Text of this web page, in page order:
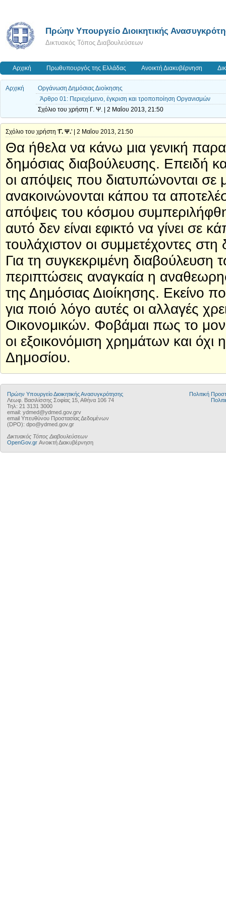
Πρώην Υπουργείο Διοικητικής
Δικτυακός Τόπος Διαβουλεύσεων
Αρχική Πρωθυπουργός της Ελλάδας Ανοικτή Διακυβέρνηση
Αρχική
Οργάνωση Δημόσιας Διοίκησης
Άρθρο 01: Περιεχόμενο, έγκριση και τροποποίηση Οργανισμών
Σχόλιο του χρήστη Γ. Ψ. | 2 Μαΐου 2013, 21:50
Σχόλιο του χρήστη 'Γ. Ψ.' | 2 Μαΐου 2013, 21:50
Θα ήθελα να κάνω μια γενική
δημόσιας διαβούλευσης. Επειδή
οι απόψεις που διατυπώνονται σε
ανακοινώνονται κάπου τα
απόψεις του κόσμου
αυτό δεν είναι εφικτό να γίνει σε
τουλάχιστον οι συμμετέχοντες
Για τη συγκεκριμένη διαβούλευση
περιπτώσεις αναγκαία η
της Δημόσιας Διοίκησης. Εκείνο
για ποιό λόγο αυτές οι αλλαγές
Οικονομικών. Φοβάμαι πως το
οι εξοικονόμιση χρημάτων και όχι
Δημοσίου.
Πρώην Υπουργείο Διοικητικής Ανασυγκρότησης
Λεωφ. Βασιλίσσης Σοφίας 15, Αθήνα 106 74
Τηλ: 21 3131 3000
email: ydmed@ydmed.gov.grv
email Υπευθύνου Προστασίας Δεδομένων
(DPO): dpo@ydmed.gov.gr
Δικτυακός Τόπος Διαβουλεύσεων
OpenGov.gr Ανοικτή Διακυβέρνηση
Πολιτική